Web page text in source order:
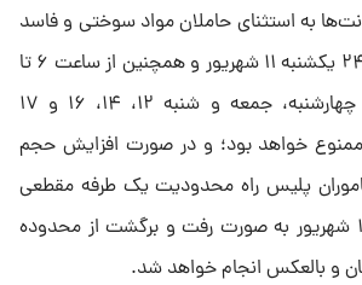
به استثنای حاملان مواد سوختی و فاسد
شدنی از ساعت ۱۲ تا ۲۴ یکشنبه ۱۱ شهریور و همچنین از ساعت ۶ تا
۲۴ روز‌های دوشنبه، چهارشنبه، جمعه و شنبه ۱۲، ۱۴، ۱۶ و ۱۷
ممنوع خواهد بود؛ و در صورت افزایش حجم
پلیس راه محدودیت یک طرفه مقطعی
یکشنبه ۱۱ تا جمعه ۱۶ شهریور به صورت رفت و برگشت از محدوده
و بالعکس انجام خواهد شد.